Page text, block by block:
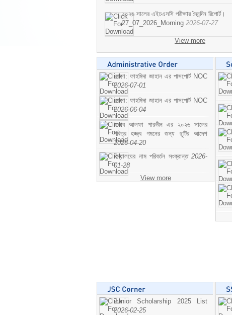
২০২৬ সালের এইচএসসি পরীক্ষার দৈনন্দিন রিপোর্ট।
27_07_2026_Morning 2026-07-27
View more
মোসা: ফাহমিদা জাহান এর পাসপোর্ট NOC
2026-07-01
মোসা: ফাহমিদা জাহান এর পাসপোর্ট NOC
2026-06-04
জনাব আলফা পারভীন এর ২০২৬ সালের
পবিত্র হজ্জ্ব গমনের জন্য ছুটির আদেশ
2026-04-20
বিদ্যালয়ের নাম পরিবর্তন সংক্রান্ত 2026-
01-28
View more
Junior Scholarship 2025 List
2026-02-25